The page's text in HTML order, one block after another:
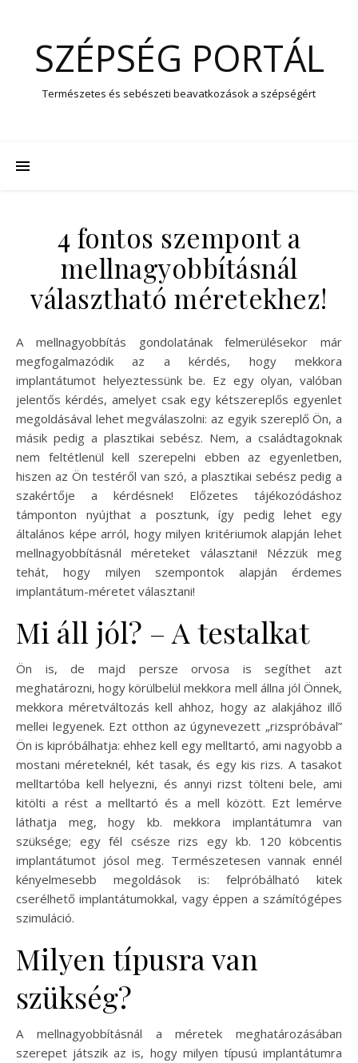
SZÉPSÉG PORTÁL
Természetes és sebészeti beavatkozások a szépségért
4 fontos szempont a
mellnagyobbításnál
választható méretekhez!
A mellnagyobbítás gondolatának felmerülésekor már
megfogalmazódik az a kérdés, hogy mekkora
implantátumot helyeztessünk be. Ez egy olyan, valóban
jelentős kérdés, amelyet csak egy kétszereplős egyenlet
megoldásával lehet megválaszolni: az egyik szereplő Ön, a
másik pedig a plasztikai sebész. Nem, a családtagoknak
nem feltétlenül kell szerepelni ebben az egyenletben,
hiszen az Ön testéről van szó, a plasztikai sebész pedig a
szakértője a kérdésnek! Előzetes tájékozódáshoz
támponton nyújthat a posztunk, így pedig lehet egy
általános képe arról, hogy milyen kritériumok alapján lehet
mellnagyobbításnál méreteket választani! Nézzük meg
tehát, hogy milyen szempontok alapján érdemes
implantátum-méretet választani!
Mi áll jól? – A testalkat
Ön is, de majd persze orvosa is segíthet azt
meghatározni, hogy körülbelül mekkora mell állna jól Önnek,
mekkora méretváltozás kell ahhoz, hogy az alakjához illő
mellei legyenek. Ezt otthon az úgynevezett „rizspróbával”
Ön is kipróbálhatja: ehhez kell egy melltartó, ami nagyobb a
mostani méreteknél, két tasak, és egy kis rizs. A tasakot
melltartóba kell helyezni, és annyi rizst tölteni bele, ami
kitölti a rést a melltartó és a mell között. Ezt lemérve
láthatja meg, hogy kb. mekkora implantátumra van
szüksége; egy fél csésze rizs egy kb. 120 köbcentis
implantátumot jósol meg. Természetesen vannak ennél
kényelmesebb megoldások is: felpróbálható kitek
cserélhető implantátumokkal, vagy éppen a számítógépes
szimuláció.
Milyen típusra van
szükség?
A mellnagyobbításnál a méretek meghatározásában
szerepet játszik az is, hogy milyen típusú implantátumra